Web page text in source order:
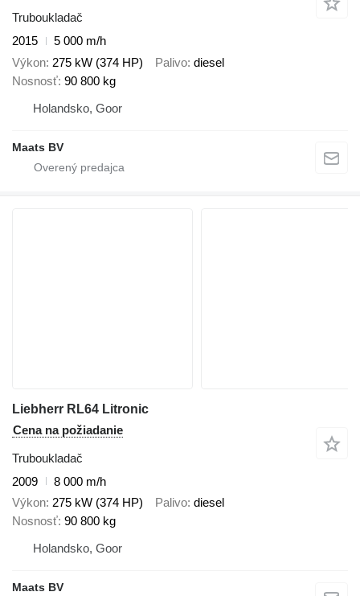
Truboukladač
2015
5 000 m/h
Výkon 275 kW (374 HP) Palivo diesel
Nosnosť 90 800 kg
Holandsko, Goor
Maats BV
Liebherr RL64 Litronic
Cena na požiadanie
Truboukladač
2009
8 000 m/h
Výkon 275 kW (374 HP) Palivo diesel
Nosnosť 90 800 kg
Holandsko, Goor
Maats BV